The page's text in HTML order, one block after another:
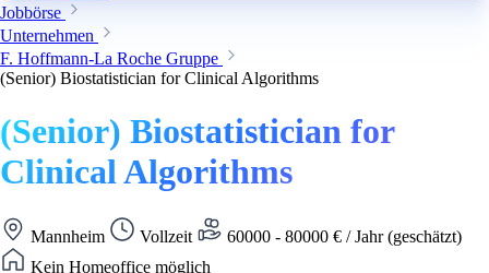
Jobbörse
Unternehmen
F. Hoffmann-La Roche Gruppe
(Senior) Biostatistician for Clinical Algorithms
(Senior) Biostatistician for
Clinical Algorithms
Mannheim Vollzeit
60000 - 80000 € / Jahr (geschätzt)
Kein Homeoffice möglich